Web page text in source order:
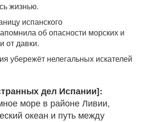
жизнью.
испанского
об опасности морских и
от давки.
убережёт нелегальных искателей
дел Испании]:
море в районе Ливии,
океан и путь между